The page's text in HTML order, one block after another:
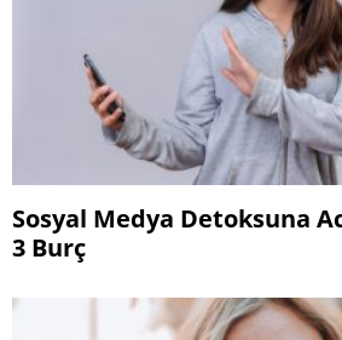
Sosyal Medya Detoksuna
3 Burç